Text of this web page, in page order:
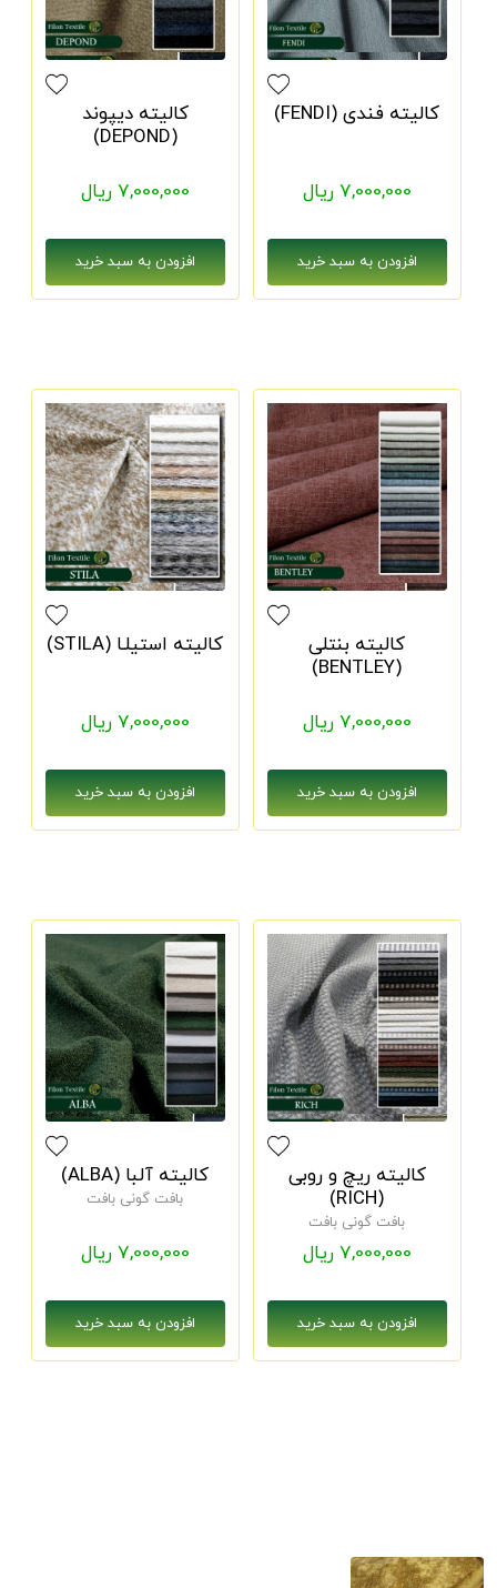
کالیته فندی (FENDI)
7,000,000 ریال
کالیته دیپوند
(DEPOND)
7,000,000 ریال
کالیته بنتلی
(BENTLEY)
7,000,000 ریال
کالیته استیلـا (STILA)
7,000,000 ریال
کالیته ریچ و روبی
(RICH)
بافت گونی بافت
7,000,000 ریال
کالیته آلبا (ALBA)
بافت گونی بافت
7,000,000 ریال